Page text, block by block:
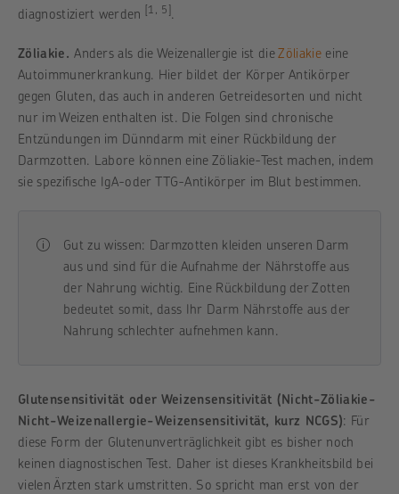
diagnostiziert werden [1, 5].
Zöliakie.Anders als die Weizenallergie ist dieZöliakieeine
Autoimmunerkrankung. Hier bildet der Körper Antikörper
gegen Gluten, das auch in anderen Getreidesorten und nicht
nur im Weizen enthalten ist. Die Folgen sind chronische
Entzündungen im Dünndarm mit einer Rückbildung der
Darmzotten. Labore können eine Zöliakie-Test machen, indem
sie spezifische IgA-oder TTG-Antikörper im Blut bestimmen.
Gut zu wissen: Darmzotten kleiden unseren Darm
aus und sind für die Aufnahme der Nährstoffe aus
der Nahrung wichtig. Eine Rückbildung der Zotten
bedeutet somit, dass Ihr Darm Nährstoffe aus der
Nahrung schlechter aufnehmen kann.
Glutensensitivität oder Weizensensitivität (Nicht-Zöliakie-
Nicht-Weizenallergie-Weizensensitivität, kurz NCGS): Für
diese Form der Glutenunverträglichkeit gibt es bisher noch
keinen diagnostischen Test. Daher ist dieses Krankheitsbild bei
vielen Ärzten stark umstritten. So spricht man erst von der